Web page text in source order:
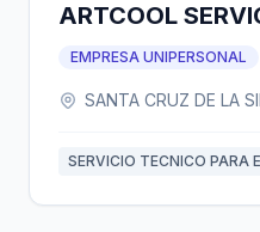
ARTCOOL
EMPRESA UNIPERSONAL
SANTA CRUZ DE LA
SERVICIO TECNICO PARA